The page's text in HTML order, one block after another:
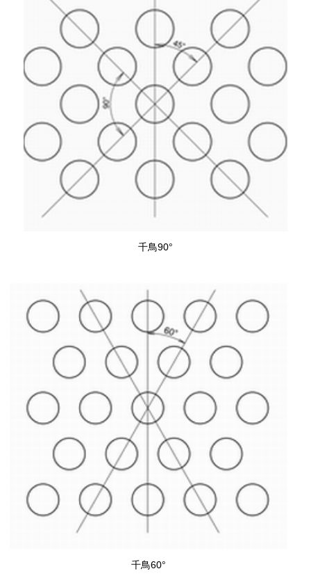
千鳥90°
千鳥60°